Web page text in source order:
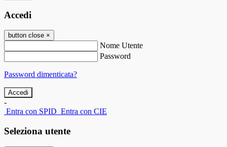
Accedi
button close ×
Nome Utente
Password
Password dimenticata?
-
Entra con SPID Entra con CIE
Seleziona utente